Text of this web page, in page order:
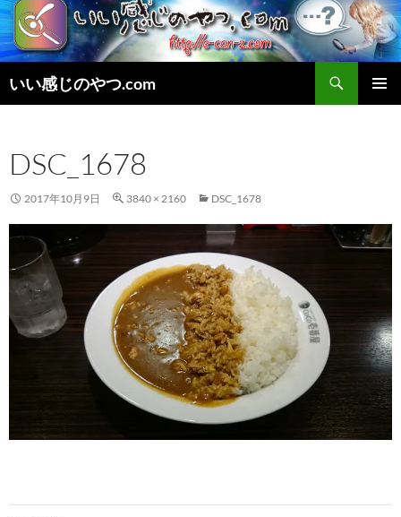
いい感じのやつ.com
索
ン
ツ
へ
プ
DSC_1678
2017年10月9日 3840 × 2160 DSC_1678